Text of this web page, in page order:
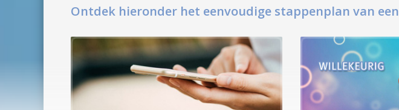
Ontdek hieronder het eenvoudige stappenplan van